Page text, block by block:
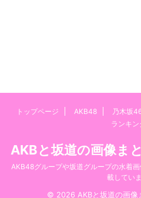
トップページ AKB48 乃木坂
ランキン
AKBと坂道の画像ま
AKB48グループや坂道グループの水着
載してい
© 2026 AKBと坂道の画像